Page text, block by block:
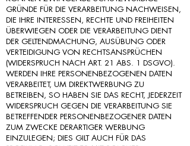
GRÜNDE FÜR DIE VERARBEITUNG NACHWEISEN,
DIE IHRE INTERESSEN, RECHTE UND FREIHEITEN
ÜBERWIEGEN ODER DIE VERARBEITUNG DIENT
DER GELTENDMACHUNG, AUSÜBUNG ODER
VERTEIDIGUNG VON RECHTSANSPRÜCHEN
(WIDERSPRUCH NACH ART. 21 ABS. 1 DSGVO).
WERDEN IHRE PERSONENBEZOGENEN DATEN
VERARBEITET, UM DIREKTWERBUNG ZU
BETREIBEN, SO HABEN SIE DAS RECHT, JEDERZEIT
WIDERSPRUCH GEGEN DIE VERARBEITUNG SIE
BETREFFENDER PERSONENBEZOGENER DATEN
ZUM ZWECKE DERARTIGER WERBUNG
EINZULEGEN; DIES GILT AUCH FÜR DAS